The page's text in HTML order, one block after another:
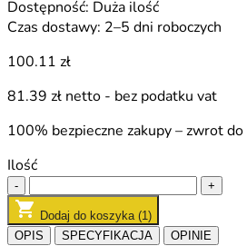
Dostępność: Duża ilość
Czas dostawy: 2–5 dni roboczych
100.11 zł
81.39 zł netto - bez podatku vat
100% bezpieczne zakupy – zwrot
Ilość
- +
Dodaj do koszyka (1)
OPIS
SPECYFIKACJA OPINIE